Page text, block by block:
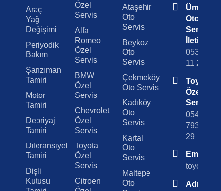
Araç
Yağ
Değişimi
Periyodik
Bakım
Şanzıman
Tamiri
Motor
Tamiri
Debriyaj
Tamiri
Diferansiyel
Tamiri
Dişli
Kutusu
Özel
Servis
Alfa
Romeo
Özel
Servis
BMW
Özel
Servis
Chevrolet
Özel
Servis
Toyota
Özel
Servis
Citroen
Ataşehir
Oto
Servis
Beykoz
Oto
Servis
Çekmeköy
Oto Servis
Kadıköy
Oto
Servis
Kartal
Oto
Servis
Maltepe
Oto
Oto
Servis
İletişim
0538 501
11 29
Toyota
Özel
Servis
0542
793 29
29
Email
Adres